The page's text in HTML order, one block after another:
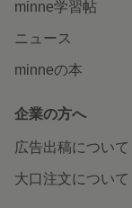
minne学習帖
ニュース
minneの本
企業の方へ
広告出稿について
大口注文について